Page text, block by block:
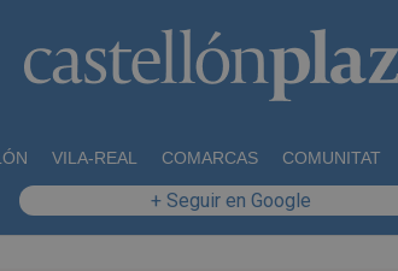
VILA-REAL COMARCAS COMUNITAT
+ Seguir en Google